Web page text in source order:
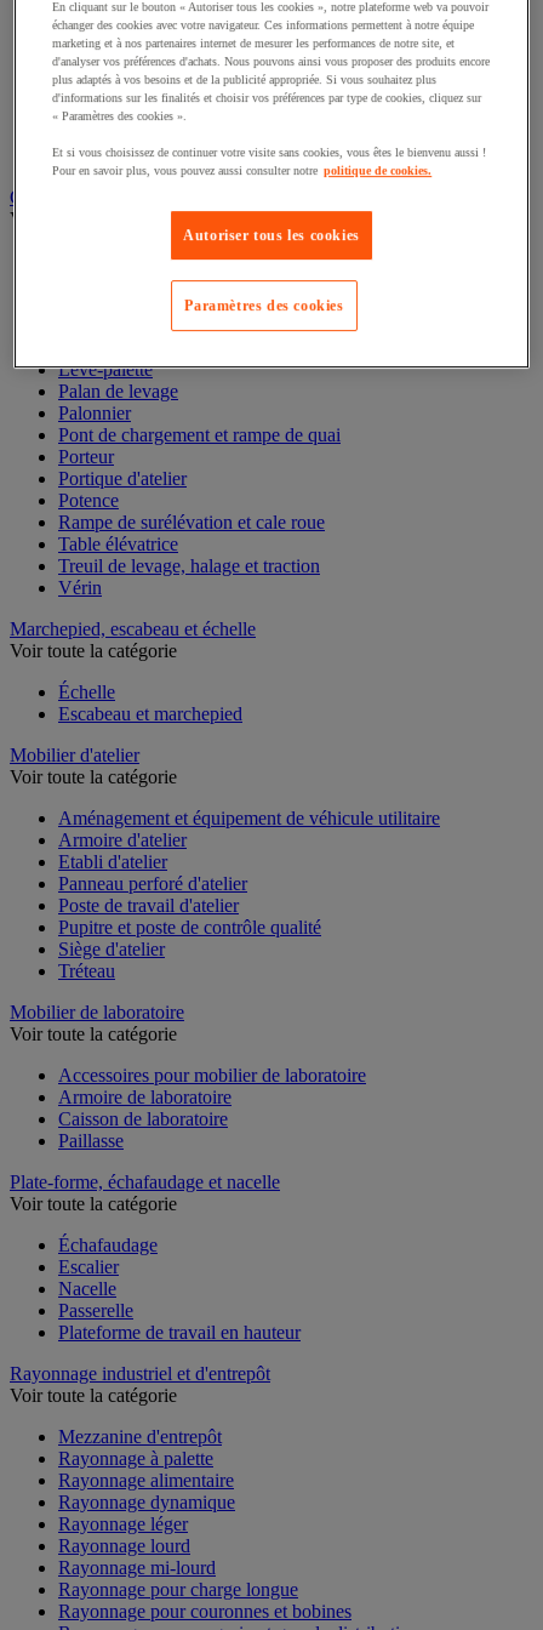
Maillon et maille
Manille et émerillon
Pince de levage
Réa et poulie de levage
Sandow
Tendeur
Gerbeur, palan et appareil de levage
Voir toute la catégorie
Chandelle et béquille de sécurité
Élévateur de matériaux
Lève-palette
Palan de levage
Palonnier
Pont de chargement et rampe de quai
Porteur
Portique d'atelier
Potence
Rampe de surélévation et cale roue
Table élévatrice
Treuil de levage, halage et traction
Vérin
Marchepied, escabeau et échelle
Voir toute la catégorie
Échelle
Escabeau et marchepied
Mobilier d'atelier
Voir toute la catégorie
Aménagement et équipement de véhicule utilitaire
Armoire d'atelier
Etabli d'atelier
Panneau perforé d'atelier
Poste de travail d'atelier
Pupitre et poste de contrôle qualité
Siège d'atelier
Tréteau
Mobilier de laboratoire
Voir toute la catégorie
Accessoires pour mobilier de laboratoire
Armoire de laboratoire
Caisson de laboratoire
Paillasse
Plate-forme, échafaudage et nacelle
Voir toute la catégorie
Échafaudage
Escalier
Nacelle
Passerelle
Plateforme de travail en hauteur
Rayonnage industriel et d'entrepôt
Voir toute la catégorie
Mezzanine d'entrepôt
Rayonnage à palette
Rayonnage alimentaire
Rayonnage dynamique
Rayonnage léger
Rayonnage lourd
Rayonnage mi-lourd
Rayonnage pour charge longue
Rayonnage pour couronnes et bobines
En cliquant sur le bouton « Autoriser tous les cookies », notre plateforme web va pouvoir
échanger des cookies avec votre navigateur. Ces informations permettent à notre équipe
marketing et à nos partenaires internet de mesurer les performances de notre site, et
d'analyser vos préférences d'achats. Nous pouvons ainsi vous proposer des produits encore
plus adaptés à vos besoins et de la publicité appropriée. Si vous souhaitez plus
d'informations sur les finalités et choisir vos préférences par type de cookies, cliquez sur
« Paramètres des cookies ».
Et si vous choisissez de continuer votre visite sans cookies, vous êtes le bienvenu aussi !
Pour en savoir plus, vous pouvez aussi consulter notre politique de cookies.
Autoriser tous les cookies
Paramètres des cookies